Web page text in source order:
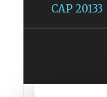
CAP 20133